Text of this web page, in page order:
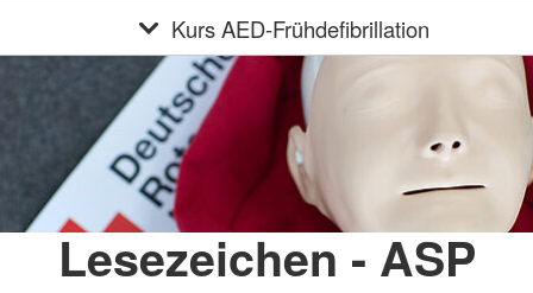
Kurs AED-Frühdefibrillation
Lesezeichen - ASP